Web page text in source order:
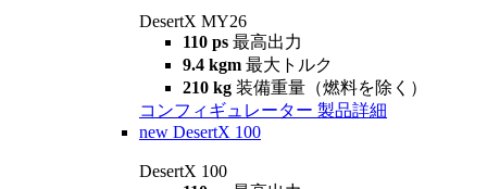
DesertX MY26
110 ps 最高出力
9.4 kgm 最大トルク
210 kg 装備重量（燃料を除く）
コンフィギュレーター 製品詳細
new DesertX 100
DesertX 100